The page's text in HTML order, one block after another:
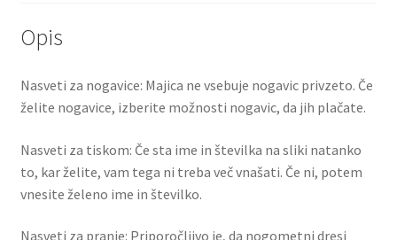
Opis
Nasveti za nogavice: Majica ne vsebuje nogavic privzeto. Če
želite nogavice, izberite možnosti nogavic, da jih plačate.
Nasveti za tiskom: Če sta ime in številka na sliki natanko
to, kar želite, vam tega ni treba več vnašati. Če ni, potem
vnesite želeno ime in številko.
Nasveti za pranje: Priporočljivo je, da nogometni dresi